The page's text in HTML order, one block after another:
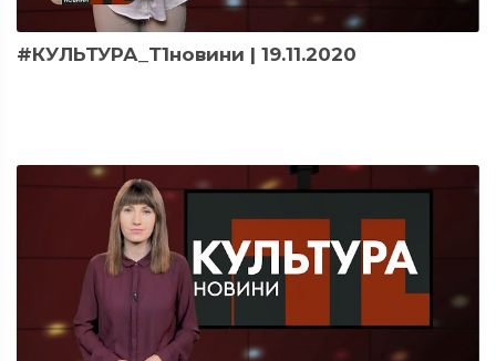
#КУЛЬТУРА_Т1новини | 19.11.2020